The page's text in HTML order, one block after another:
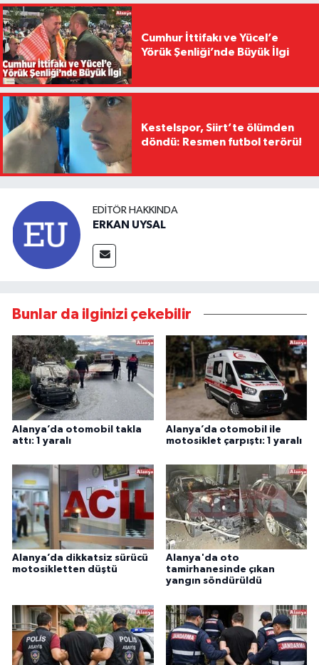
Cumhur İttifakı ve Yücel’e
Yörük Şenliği’nde Büyük İlgi
Kestelspor, Siirt’te ölümden
döndü: Resmen futbol terörü!
EDITÖR HAKKINDA
ERKAN UYSAL
Bunlar da ilginizi çekebilir
Alanya’da otomobil takla
attı: 1 yaralı
Alanya’da otomobil ile
motosiklet çarpıştı: 1 yaralı
Alanya’da dikkatsiz sürücü
motosikletten düştü
Alanya'da oto
tamirhanesinde çıkan
yangın söndürüldü